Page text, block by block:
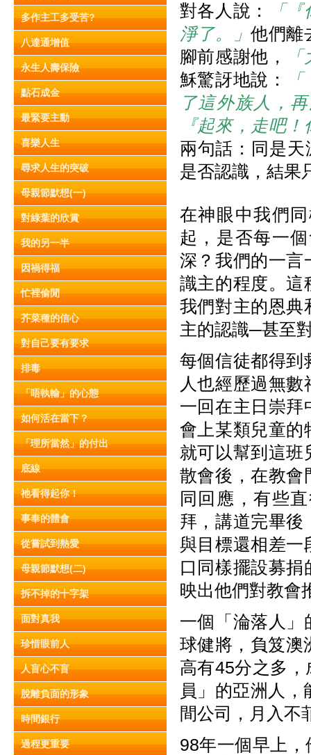
多作主工多受苦?
八達通增值
永生人壽保險
點石成金
最緊要主動
喜樂人生
尋求人生的突破
母親節默想(一)
對綠葉的欣賞
我的另一半
因禍得福
忙裡偷閒
芥菜種的信心
對自己要有要求
排毒
「唔執輸」的心態
如何活在當下？
「理所當然」的付出
底線
祂看得起你！
事奉的體會
從嘗試到熱愛
母親節默想(二)
拆不掉的十字架
面對真我
珍惜眼前人
人盲心不盲
脫離負面的形象
時間銀行
過程更重要
對各人說：
「
淨了。」他們離
腳前感謝他，
穌驚訝地說：
了這外族人，
『起來，走吧
兩句話：同是
是否認識，結果
在神眼中我們
起，是否每一
深？我們的一言
識主的程度。這
我們對主的恩典
主的認識─甚至
每個信徒都得到
人也經歷過無數
一回在主日崇拜
會上某類兒童的
就可以幫到這班
散會後，在教會
同回應，有些
拜，講道完畢後
與目標還相差一
口同樣擺設募
映出他們對教會
一個「淪落人」
球健將，負笈澳
高有45分之多
員」的亞洲人
間公司，月入不
98年一個早上